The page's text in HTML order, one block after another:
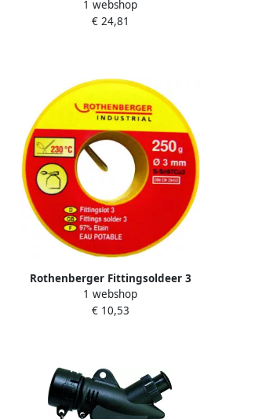
1000002351
1 webshop
€ 24,81
Rothenberger Fittingsoldeer 3
50g ROT045253E
1 webshop
€ 10,53